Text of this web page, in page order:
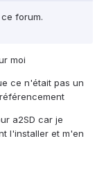
forum.
moi
ce n'était pas un
a2SD car je
l'installer et m'en